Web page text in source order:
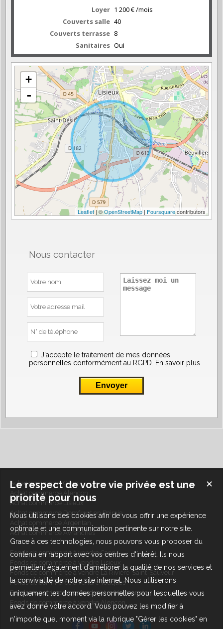
Loyer 1 200 € /mois
Couverts salle 40
Couverts terrasse 8
Sanitaires Oui
+
-
Leaflet| ©OpenStreetMap | Foursquarecontributors
Nous contacter
J'accepte le traitement de mes données
personnelles conformément au RGPD.
En savoir plus
Achat commerce Caen
Achat commerce Alençon
Achat commerce Lisieux
Achat commerce Domfront en Poiraie
Achat commerce Argentan
Achat commerce Avranches
Fonds de commerce à vendre Caen
Fonds de commerce à vendre Lisieux
Fonds de commerce à vendre La Rivière-Saint-Sauveur
Fonds de commerce à vendre Touques
Fonds de commerce à vendre Vire Normandie
Fonds de commerce à vendre Alençon
✕
Le respect de votre vie privée est une
priorité pour nous
Nous utilisons des cookies afin de vous offrir une expérience
optimale et une communication pertinente sur notre site.
Grace à ces technologies, nous pouvons vous proposer du
contenu en rapport avec vos centres d'intérêt. Ils nous
permettent également d'améliorer la qualité de nos services et
la convivialité de notre site internet. Nous utiliserons
uniquement les données personnelles pour lesquelles vous
avez donné votre accord. Vous pouvez les modifier à
n'importe quel moment via la rubrique "Gérer les cookies" en